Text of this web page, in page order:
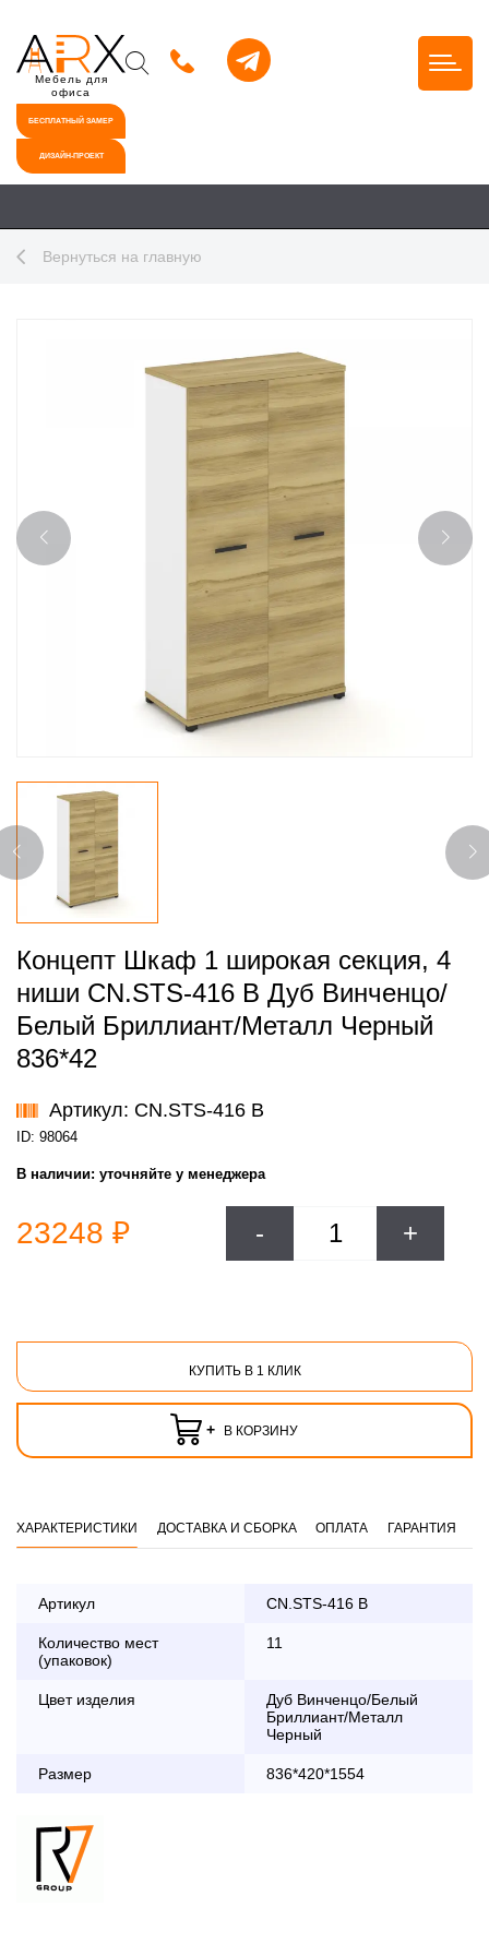
Мебель для
офиса
БЕСПЛАТНЫЙ ЗАМЕР
ДИЗАЙН-ПРОЕКТ
Вернуться на главную
Концепт Шкаф 1 широкая секция, 4
ниши CN.STS-416 B Дуб Винченцо/
Белый Бриллиант/Металл Черный
836*42
Артикул: CN.STS-416 B
ID: 98064
В наличии: уточняйте у менеджера
23248 ₽ - +
КУПИТЬ В 1 КЛИК
+ В КОРЗИНУ
ХАРАКТЕРИСТИКИ ДОСТАВКА И СБОРКА ОПЛАТА ГАРАНТИЯ
Артикул CN.STS-416 B
Количество мест
(упаковок)
11
Цвет изделия
Дуб Винченцо/Белый
Бриллиант/Металл
Черный
Размер 836*420*1554
По Москве в пределах МКАД осуществляется в будние
До 90 000 руб.
2 000 руб.
заказа банковской картой